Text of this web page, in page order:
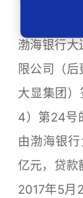
一审法院
渤海银行大
限公司（
大显集团
4）第24号
由渤海银
亿元，贷款
2017年5月